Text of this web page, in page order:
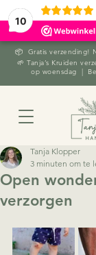
10
📦 Gratis verzending!
🌱 Tanja’s Kruiden
op woensdag |
Open
verzorgen
Tanja Klopper
3 minuten om te